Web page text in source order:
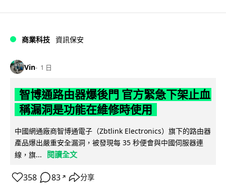
商業科技 資訊保安
Vin 1 日
智博通路由器爆後門 官方緊急下架止血
稱漏洞是功能在維修時使用
中國網通廠商智博通電子（Zbtlink Electronics）旗下的路由器
產品爆出嚴重安全漏洞，被發現每 35 秒便會與中國伺服器連
線，旗...
閱讀全文
358 83 ↗ 分享